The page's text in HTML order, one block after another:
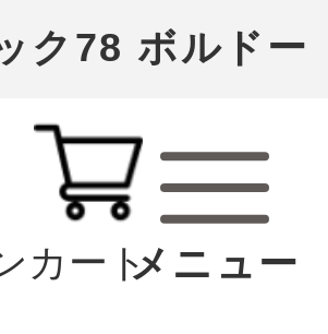
ク78 ボルドー
カート